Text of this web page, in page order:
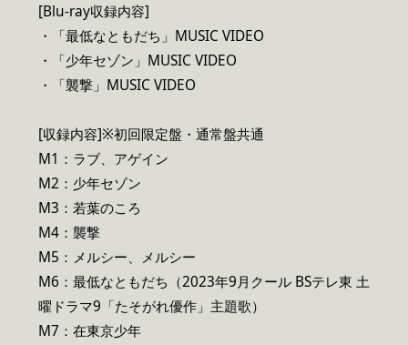
[Blu-ray収録内容]
・「最低なともだち」MUSIC VIDEO
・「少年セゾン」MUSIC VIDEO
・「襲撃」MUSIC VIDEO
[収録内容]※初回限定盤・通常盤共通
M1：ラブ、アゲイン
M2：少年セゾン
M3：若葉のころ
M4：襲撃
M5：メルシー、メルシー
M6：最低なともだち（2023年9月クール BSテレ東 土
曜ドラマ9「たそがれ優作」主題歌）
M7：在東京少年